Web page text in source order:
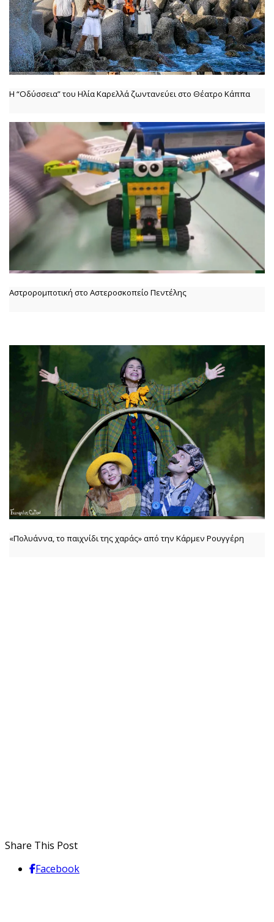
Η “Οδύσσεια” του Ηλία Καρελλά ζωντανεύει στο Θέατρο Κάππα
Αστρορομποτική στο Αστεροσκοπείο Πεντέλης
«Πολυάννα, το παιχνίδι της χαράς» από την Κάρμεν Ρουγγέρη
Share This Post
Facebook